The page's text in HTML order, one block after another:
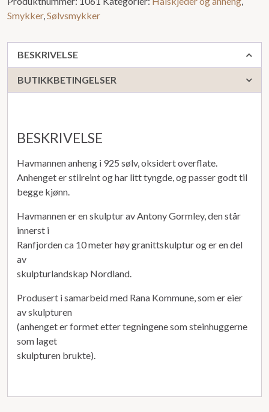
Smykker,Sølvsmykker
BESKRIVELSE
BUTIKKBETINGELSER
BESKRIVELSE
Havmannen anheng i 925 sølv, oksidert overflate.
Anhenget er stilreint og har litt tyngde, og passer godt til
begge kjønn.
Havmannen er en skulptur av Antony Gormley, den står
innerst i
Ranfjorden ca 10 meter høy granittskulptur og er en del
av
skulpturlandskap Nordland.
Produsert i samarbeid med Rana Kommune, som er eier
av skulpturen
(anhenget er formet etter tegningene som steinhuggerne
som laget
skulpturen brukte).